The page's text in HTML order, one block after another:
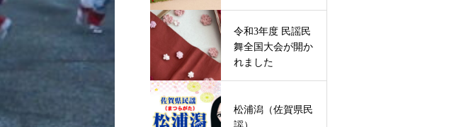
令和3年度 民謡民
舞全国大会が開か
れました
松浦潟（佐賀県民
謡）